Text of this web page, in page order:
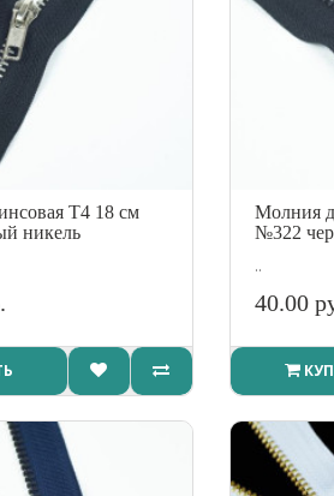
Т4 18 см
никель
Молния
№322
..
40.00